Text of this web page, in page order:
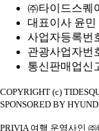
㈜타이드스퀘
대표이사 윤민
사업자등록번
관광사업자번
통신판매업신
COPYRIGHT (c)
SPONSORED BY
PRIVIA 여행 운영사인